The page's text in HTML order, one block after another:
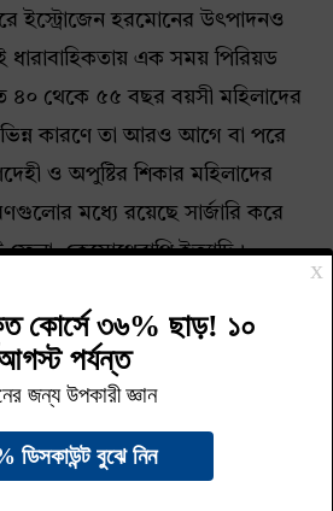
ইস্ট্রোজেন হরমোনের উৎপাদনও
এক সময় পিরিয়ড
৪০ থেকে ৫৫ বছর বয়সী মহিলাদের
কারণে তা আরও আগে বা পরে
ও অপুষ্টির শিকার মহিলাদের
মধ্যে রয়েছে সার্জারি করে
ফেলা, কেমোথেরাপি ইত্যাদি।
সময় শুরু হয় পেরিমেনোপজ। এ
হতে শুরু করে। তা কখনও এক মাস
স্থায়ী হয়। মেনোপজ বুঝবেন
ধরে আপনার মাসিক হবে না। আর
পরে হবে পোস্টমেনোপজ ।